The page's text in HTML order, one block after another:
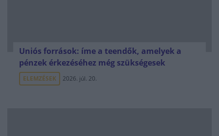
Uniós források: íme a teendők, amelyek a
pénzek érkezéséhez még szükségesek
ELEMZÉSEK 2026. júl. 20.